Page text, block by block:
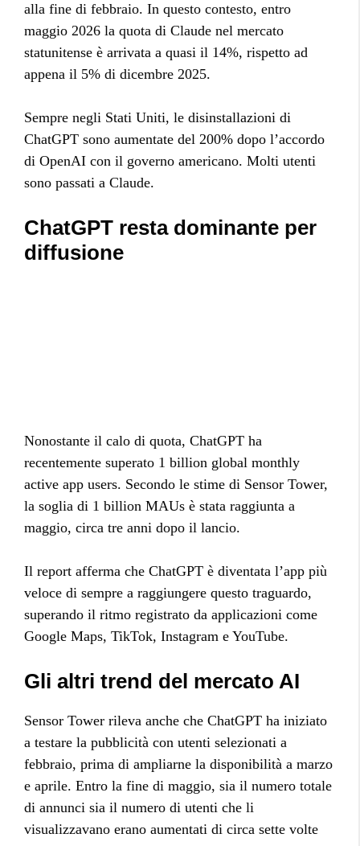
alla fine di febbraio. In questo contesto, entro
maggio 2026 la quota di Claude nel mercato
statunitense è arrivata a quasi il 14%, rispetto ad
appena il 5% di dicembre 2025.
Sempre negli Stati Uniti, le disinstallazioni di
ChatGPT sono aumentate del 200% dopo l’accordo
di OpenAI con il governo americano. Molti utenti
sono passati a Claude.
ChatGPT resta dominante per
diffusione
Nonostante il calo di quota, ChatGPT ha
recentemente superato 1 billion global monthly
active app users. Secondo le stime di Sensor Tower,
la soglia di 1 billion MAUs è stata raggiunta a
maggio, circa tre anni dopo il lancio.
Il report afferma che ChatGPT è diventata l’app più
veloce di sempre a raggiungere questo traguardo,
superando il ritmo registrato da applicazioni come
Google Maps, TikTok, Instagram e YouTube.
Gli altri trend del mercato AI
Sensor Tower rileva anche che ChatGPT ha iniziato
a testare la pubblicità con utenti selezionati a
febbraio, prima di ampliarne la disponibilità a marzo
e aprile. Entro la fine di maggio, sia il numero totale
di annunci sia il numero di utenti che li
visualizzavano erano aumentati di circa sette volte